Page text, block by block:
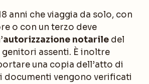
anni che viaggia da solo, con
o con un terzo deve
autorizzazione notarile del
assenti. È inoltre
una copia dell’atto di
documenti vengono verificati